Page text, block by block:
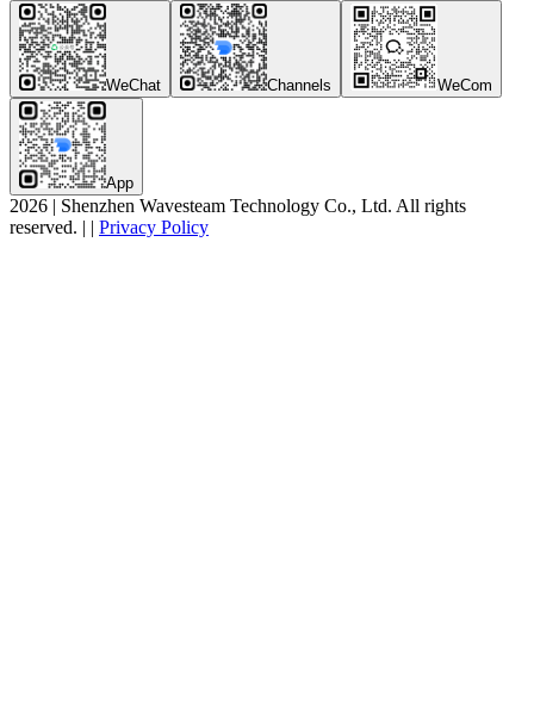
WeChat Channels WeCom
App
2026 | Shenzhen Wavesteam Technology Co., Ltd. All rights
reserved. | | Privacy Policy